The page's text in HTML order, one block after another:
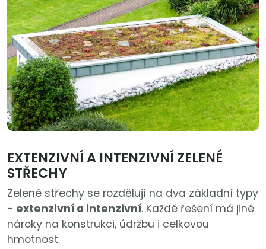
EXTENZIVNÍ A INTENZIVNÍ ZELENÉ
STŘECHY
Zelené střechy se rozdělují na dva základní typy
- extenzivní a intenzivní. Každé řešení má jiné
nároky na konstrukci, údržbu i celkovou
hmotnost.